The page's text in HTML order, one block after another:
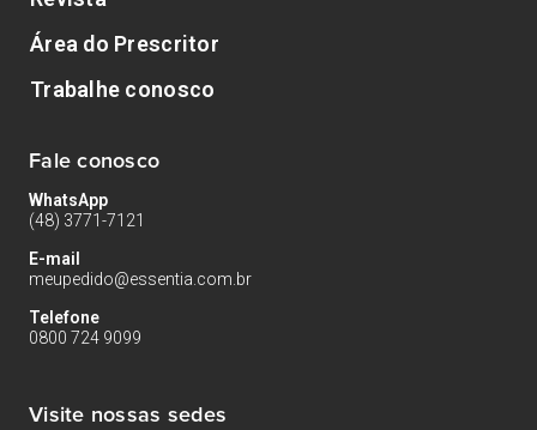
Área do Prescritor
Trabalhe conosco
Fale conosco
WhatsApp
(48) 3771-7121
E-mail
meupedido@essentia.com.br
Telefone
0800 724 9099
Visite nossas sedes